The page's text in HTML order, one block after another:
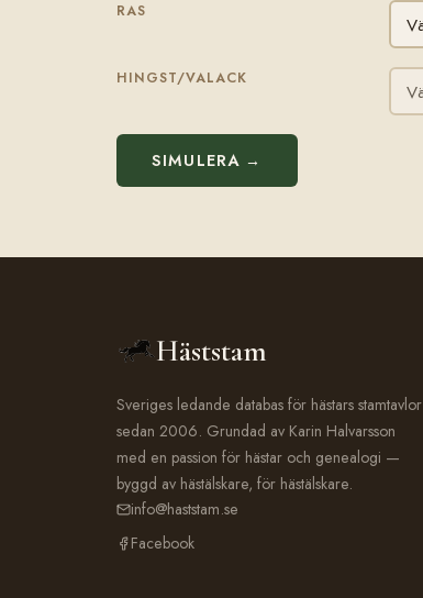
RAS
HINGST/VALACK
SIMULERA →
Häststam
Sveriges ledande databas för hästars stamtavlor
sedan 2006. Grundad av Karin Halvarsson
med en passion för hästar och genealogi —
byggd av hästälskare, för hästälskare.
info@haststam.se
Facebook